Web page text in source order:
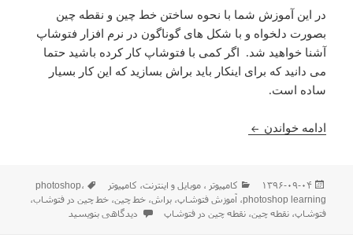
در این آموزش شما با نحوه ساختن خط چین و نقطه چین
بصورت دلخواه و با شکل های گوناگون در نرم افزار فتوشاپ
آشنا خواهید شد. اگر کمی با فتوشاپ کار کرده باشید حتما
می دانید که برای اینکار باید براش بسازید که این کار بسیار
ساده است.
ادامه خواندن آموزش درست کردن خط چین و نقطه چین در
ارسال
شده
در
۱۳۹۶-۰۹-۰۴ دسته‌ها
كامپيوتر ، موبایل و اينترنت، کامپیوتر برچسب‌ها
photoshop،
photoshop learning، آموزش فتوشاپ،براش،خط چین،خط چین در فتوشاب،
فتوشاپ،نقطه چین،نقطه چین در فتوشاپ برای آموزش درست کردن خط چین و
دیدگاهی بنویسید